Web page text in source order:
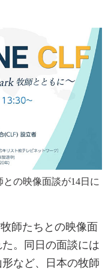
の映像面談が14日に
師たちとの映像面
。同日の面談には
など、日本の牧師